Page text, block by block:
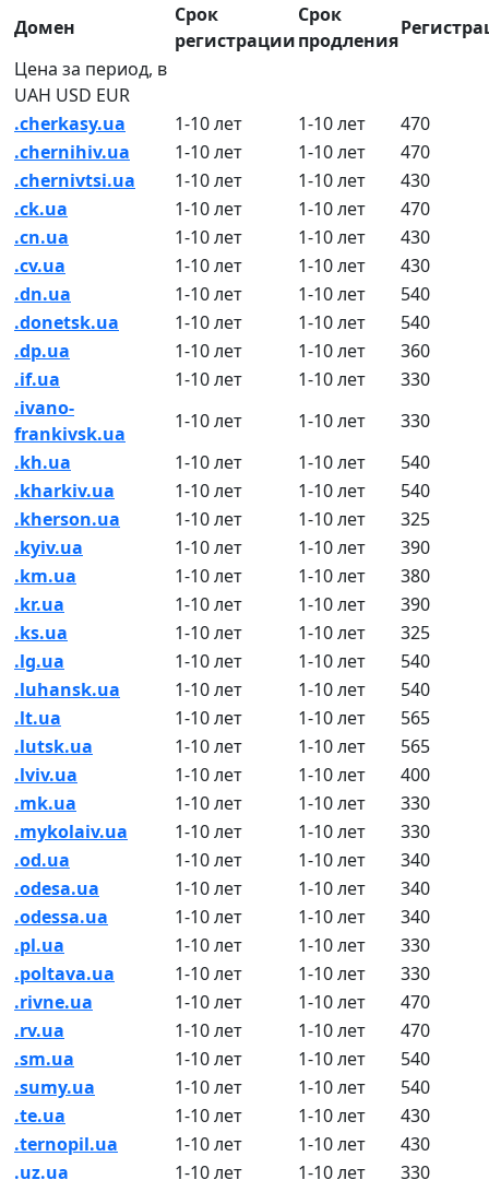
Домен
Срок
регистрации
Срок
продления
Цена за период, в
UAH USD EUR
.cherkasy.ua
1-10 лет 1-10 лет
470
.chernihiv.ua
1-10 лет 1-10 лет
470
.chernivtsi.ua
1-10 лет 1-10 лет
430
.ck.ua
1-10 лет 1-10 лет
470
.cn.ua
1-10 лет 1-10 лет
430
.cv.ua
1-10 лет 1-10 лет
430
.dn.ua
1-10 лет 1-10 лет
540
.donetsk.ua
1-10 лет 1-10 лет
540
.dp.ua
1-10 лет 1-10 лет
360
.if.ua
1-10 лет 1-10 лет
330
.ivano-
frankivsk.ua
1-10 лет 1-10 лет
330
.kh.ua
1-10 лет 1-10 лет
540
.kharkiv.ua
1-10 лет 1-10 лет
540
.kherson.ua
1-10 лет 1-10 лет
325
.kyiv.ua
1-10 лет 1-10 лет
390
.km.ua
1-10 лет 1-10 лет
380
.kr.ua
1-10 лет 1-10 лет
390
.ks.ua
1-10 лет 1-10 лет
325
.lg.ua
1-10 лет 1-10 лет
540
.luhansk.ua
1-10 лет 1-10 лет
540
.lt.ua
1-10 лет 1-10 лет
565
.lutsk.ua
1-10 лет 1-10 лет
565
.lviv.ua
1-10 лет 1-10 лет
400
.mk.ua
1-10 лет 1-10 лет
330
.mykolaiv.ua
1-10 лет 1-10 лет
330
.od.ua
1-10 лет 1-10 лет
340
.odesa.ua
1-10 лет 1-10 лет
340
.odessa.ua
1-10 лет 1-10 лет
340
.pl.ua
1-10 лет 1-10 лет
330
.poltava.ua
1-10 лет 1-10 лет
330
.rivne.ua
1-10 лет 1-10 лет
470
.rv.ua
1-10 лет 1-10 лет
470
.sm.ua
1-10 лет 1-10 лет
540
.sumy.ua
1-10 лет 1-10 лет
540
.te.ua
1-10 лет 1-10 лет
430
.ternopil.ua
1-10 лет 1-10 лет
430
.uz.ua
1-10 лет 1-10 лет 330